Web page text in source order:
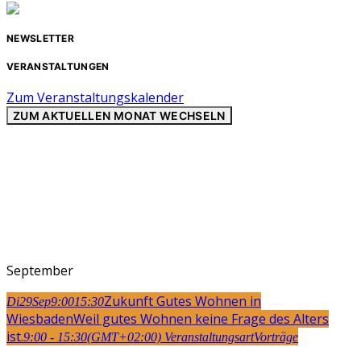
NEWSLETTER
VERANSTALTUNGEN
Zum Veranstaltungskalender
ZUM AKTUELLEN MONAT WECHSELN
September
Di29Sep9:0015:30Zukunft Gutes Wohnen in
WiesbadenWeil gutes Wohnen keine Frage des Alters
ist.9:00 - 15:30(GMT+02:00) VeranstaltungsartVorträge